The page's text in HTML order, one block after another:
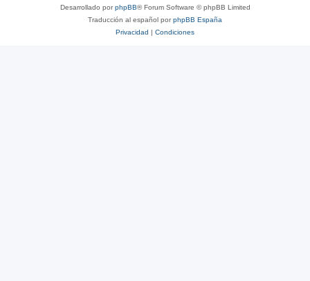
Desarrollado porphpBB® Forum Software © phpBB Limited
Traducción al español porphpBB España
Privacidad | Condiciones